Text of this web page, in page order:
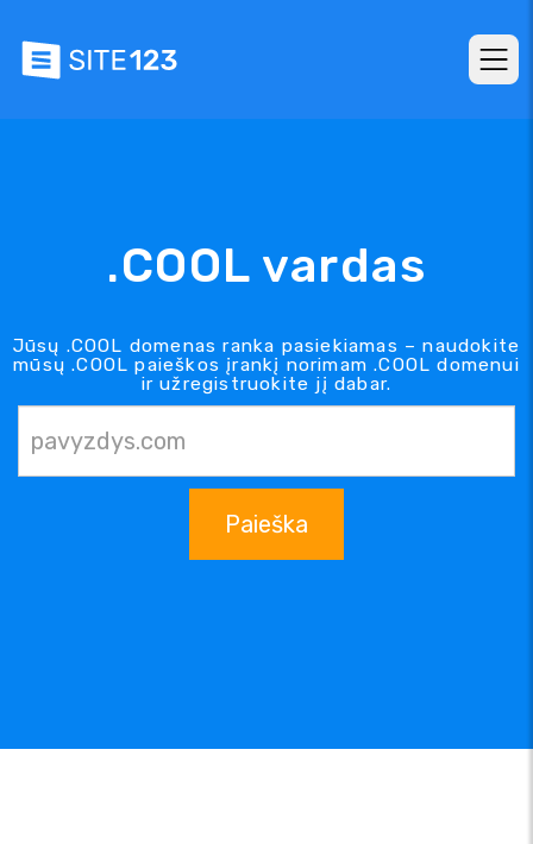
.COOL vardas
Jūsų .COOL domenas ranka pasiekiamas – naudokite
mūsų .COOL paieškos įrankį norimam .COOL domenui
ir užregistruokite jį dabar.
Paieška